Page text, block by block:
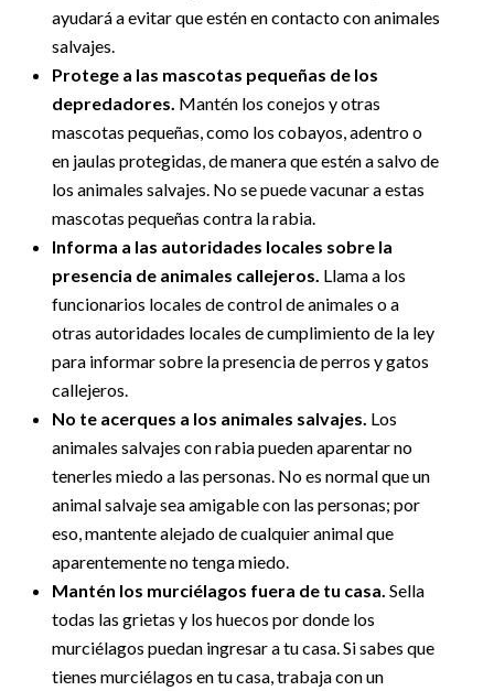
ayudará a evitar que estén en contacto con animales
salvajes.
Protege a las mascotas pequeñas de los
depredadores. Mantén los conejos y otras
mascotas pequeñas, como los cobayos, adentro o
en jaulas protegidas, de manera que estén a salvo de
los animales salvajes. No se puede vacunar a estas
mascotas pequeñas contra la rabia.
Informa a las autoridades locales sobre la
presencia de animales callejeros. Llama a los
funcionarios locales de control de animales o a
otras autoridades locales de cumplimiento de la ley
para informar sobre la presencia de perros y gatos
callejeros.
No te acerques a los animales salvajes. Los
animales salvajes con rabia pueden aparentar no
tenerles miedo a las personas. No es normal que un
animal salvaje sea amigable con las personas; por
eso, mantente alejado de cualquier animal que
aparentemente no tenga miedo.
Mantén los murciélagos fuera de tu casa. Sella
todas las grietas y los huecos por donde los
murciélagos puedan ingresar a tu casa. Si sabes que
tienes murciélagos en tu casa, trabaja con un